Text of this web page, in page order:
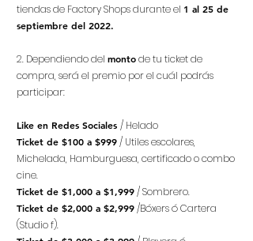
tiendas de Factory Shops durante el 1 al 25 de
septiembre del 2022.
2. Dependiendo del montode tu ticket de
compra, será el premio por el cuál podrás
participar:
Like en Redes Sociales / Helado
Ticket de $100 a $999/ Utiles escolares,
Michelada, Hamburguesa, certificado o combo
cine.
Ticket de $1,000 a $1,999/ Sombrero.
Ticket de $2,000 a $2,999/Bóxers ó Cartera
(Studio f).